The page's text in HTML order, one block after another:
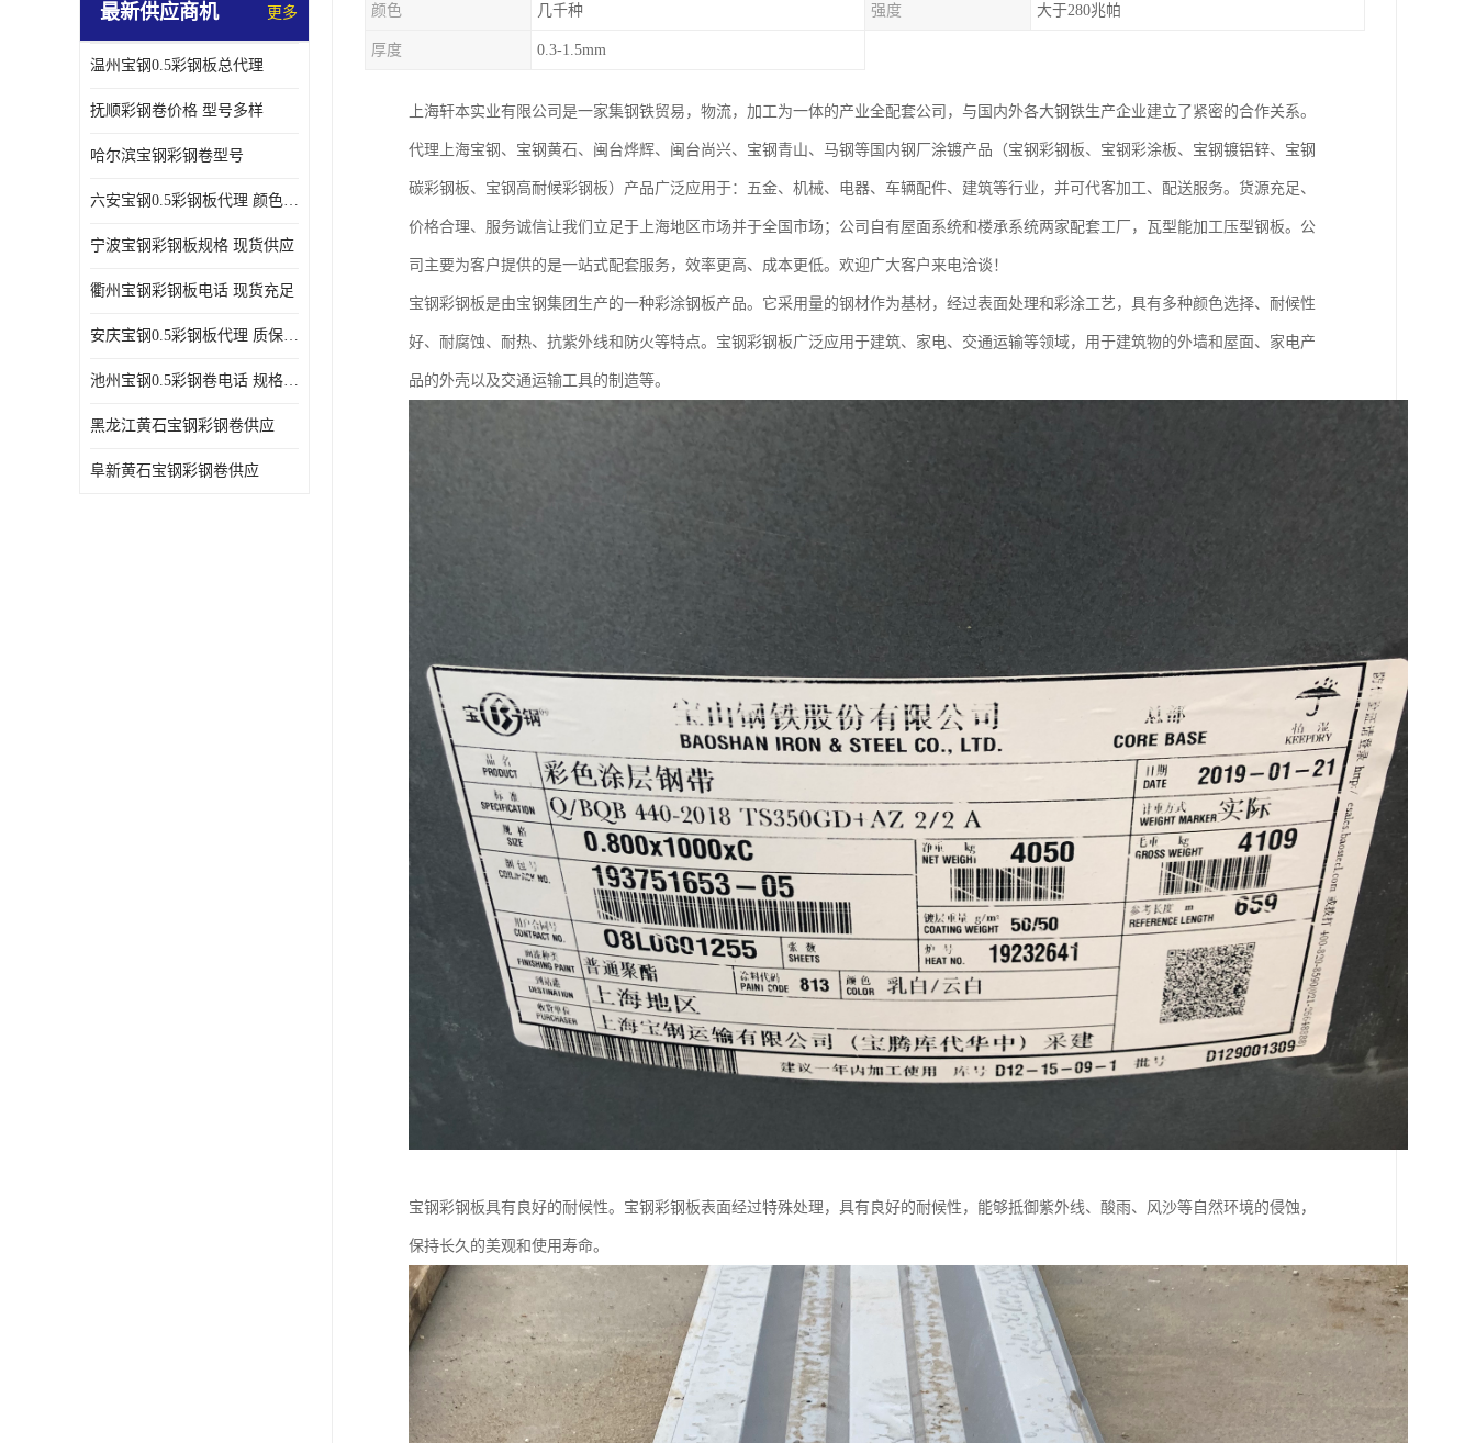
最新供应商机 更多
温州宝钢0.5彩钢板总代理
抚顺彩钢卷价格 型号多样
哈尔滨宝钢彩钢卷型号
六安宝钢0.5彩钢板代理 颜色定制
宁波宝钢彩钢板规格 现货供应
衢州宝钢彩钢板电话 现货充足
安庆宝钢0.5彩钢板代理 质保十年起
池州宝钢0.5彩钢卷电话 规格多样
黑龙江黄石宝钢彩钢卷供应
阜新黄石宝钢彩钢卷供应
颜色 几千种 强度 大于280兆帕
厚度 0.3-1.5mm
上海轩本实业有限公司是一家集钢铁贸易，物流，加工为一体的产业全配套公司，与国内外各大钢铁生产企业建立了紧密的合作关系。
代理上海宝钢、宝钢黄石、闽台烨辉、闽台尚兴、宝钢青山、马钢等国内钢厂涂镀产品（宝钢彩钢板、宝钢彩涂板、宝钢镀铝锌、宝钢
碳彩钢板、宝钢高耐候彩钢板）产品广泛应用于：五金、机械、电器、车辆配件、建筑等行业，并可代客加工、配送服务。货源充足、
价格合理、服务诚信让我们立足于上海地区市场并于全国市场；公司自有屋面系统和楼承系统两家配套工厂，瓦型能加工压型钢板。公
司主要为客户提供的是一站式配套服务，效率更高、成本更低。欢迎广大客户来电洽谈！
宝钢彩钢板是由宝钢集团生产的一种彩涂钢板产品。它采用量的钢材作为基材，经过表面处理和彩涂工艺，具有多种颜色选择、耐候性
好、耐腐蚀、耐热、抗紫外线和防火等特点。宝钢彩钢板广泛应用于建筑、家电、交通运输等领域，用于建筑物的外墙和屋面、家电产
品的外壳以及交通运输工具的制造等。
宝钢彩钢板具有良好的耐候性。宝钢彩钢板表面经过特殊处理，具有良好的耐候性，能够抵御紫外线、酸雨、风沙等自然环境的侵蚀，
保持长久的美观和使用寿命。